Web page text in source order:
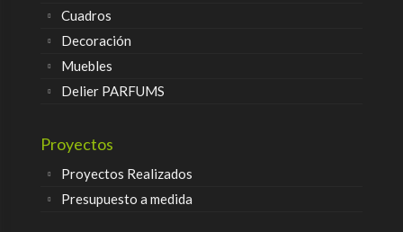
Cuadros
Decoración
Muebles
Delier PARFUMS
Proyectos
Proyectos Realizados
Presupuesto a medida